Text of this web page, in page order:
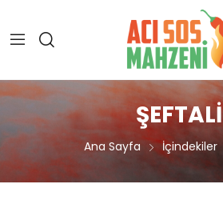
ŞEFTALI
Ana Sayfa İçindekiler